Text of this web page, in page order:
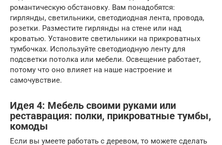
романтическую обстановку. Вам понадобятся:
гирлянды, светильники, светодиодная лента, провода,
розетки. Разместите гирлянды на стене или над
кроватью. Установите светильники на прикроватных
тумбочках. Используйте светодиодную ленту для
подсветки потолка или мебели. Освещение работает,
потому что оно влияет на наше настроение и
самочувствие.
Идея 4: Мебель своими руками или
реставрация: полки, прикроватные тумбы,
комоды
Если вы умеете работать с деревом, то можете сделать